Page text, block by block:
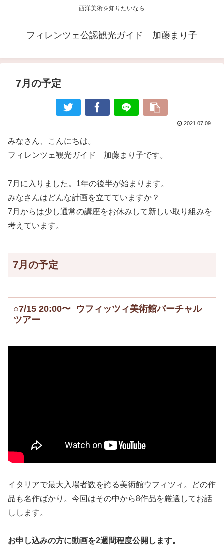
西洋美術を知りたいなら
フィレンツェ公認観光ガイド 加藤まり子
7月の予定
2021.07.09
みなさん、こんにちは。
フィレンツェ観光ガイド 加藤まり子です。
7月に入りました。1年の後半が始まります。
みなさんはどんな計画を立てていますか？
7月からは少し通常の講座をお休みして新しい取り組みを
考えています。
7月の予定
○7/15 20:00〜 ウフィッツィ美術館バーチャル
ツアー
イタリアで最大入場者数を誇る美術館ウフィツィ。どの作
品も名作ばかり。今回はその中から8作品を厳選してお話
しします。
お申し込みの方に動画を2週間程度公開します。